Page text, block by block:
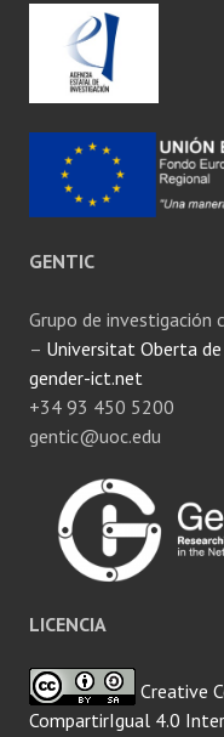
GENTIC
Grupo de investigación
– Universitat Oberta de
gender-ict.net
+34 93 450 5200
gentic@uoc.edu
LICENCIA
Creative
CompartirIgual 4.0